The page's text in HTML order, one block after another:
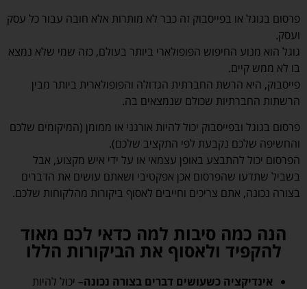
פרסום בגוגל או בפייסבוק זה כבר לא מותרות אלא חובה עבור כל עסק
ועסק.
גוגל הוא מנוע החיפוש הפופולארי ביותר בעולם, כזה שמי שלא נמצא
בו לא ממש קיים.
פייסבוק, היא הרשת החברתית הגדולה והפופולארית ביותר מבין
הרשתות החברתיות שכולם שנמצאים בה.
פרסום בגוגל ובפייסבוק יכול להיות אורגני או ממומן (המיקומים שלכם
והחשיפה שלכם נקבעת לפי התקציב שלכם).
הפרסום יכול להתבצע באופן עצמאי או על ידי איש מקצוע, אבל
בשביל שתדעו שהפרסום אכן אפקטיבי ושאתם עושים את הדברים
בצורה נכונה, אתם צריכים וחייבים לאסוף ביקורות מהלקוחות שלכם.
הנה כמה סיבות למה כדאי לכם מאוד
להקפיד ולאסוף את הביקורות הללו
אינדיקציה כשעושים דברים בצורה נכונה– יכול להיות